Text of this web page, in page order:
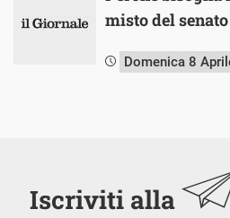
misto del senato
Domenica 8
Iscriviti alla